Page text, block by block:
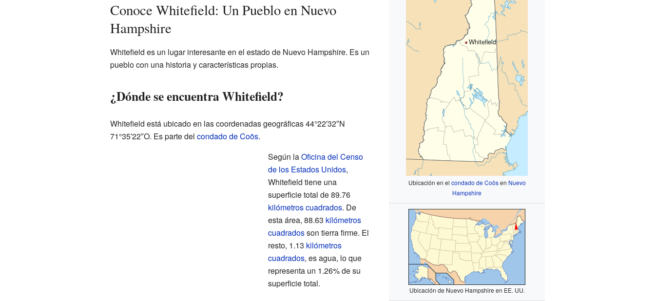
Whitefield
Ubicación en el condado de Coösen Nuevo
Hampshire
Ubicación de Nuevo Hampshire en EE. UU.
Conoce Whitefield: Un Pueblo en Nuevo
Hampshire
Whitefield es un lugar interesante en el estado de Nuevo Hampshire. Es un
pueblo con una historia y características propias.
¿Dónde se encuentra Whitefield?
Whitefield está ubicado en las coordenadas geográficas 44°22′32″N
71°35′22″O. Es parte del condado de Coös.
Según laOficina del Censo
de los Estados Unidos,
Whitefield tiene una
superficie total de 89.76
kilómetros cuadrados. De
esta área, 88.63 kilómetros
cuadradosson tierra firme. El
resto, 1.13 kilómetros
cuadrados, es agua, lo que
representa un 1.26% de su
superficie total.